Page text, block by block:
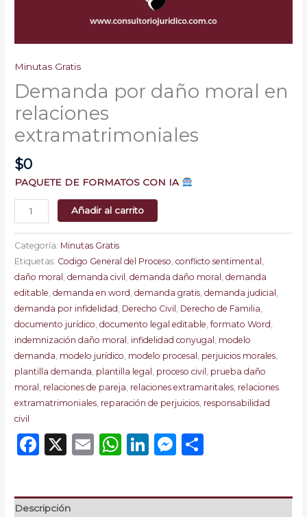
Minutas Gratis
Demanda por daño moral en
relaciones
extramatrimoniales
$0
PAQUETE DE FORMATOS CON IA
Añadir al carrito
Categoría: Minutas Gratis
Etiquetas: Codigo General del Proceso,conflicto sentimental ,
daño moral ,demanda civil ,demanda daño moral ,demanda
editable,demanda en word,demanda gratis,demanda judicial ,
demanda por infidelidad, Derecho Civil , Derecho de Familia,
documento jurídico,documento legal editable,formato Word,
indemnización daño moral , infidelidad conyugal , modelo
demanda, modelo jurídico, modelo procesal , perjuicios morales,
plantilla demanda, plantilla legal , proceso civil , prueba daño
moral , relaciones de pareja, relaciones extramaritales, relaciones
extramatrimoniales, reparación de perjuicios, responsabilidad
civil
Facebook
X EmailWhatsApp
LinkedIn
Messenger
Descripción